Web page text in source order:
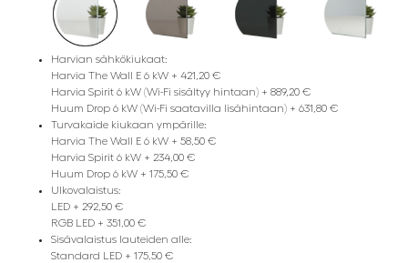
Harvian sähkökiukaat:
Harvia The Wall E 6 kW + 421,20 €
Harvia Spirit 6 kW (Wi-Fi sisältyy hintaan) + 889,20 €
Huum Drop 6 kW (Wi-Fi saatavilla lisähintaan) + 631,80 €
Turvakaide kiukaan ympärille:
Harvia The Wall E 6 kW + 58,50 €
Harvia Spirit 6 kW + 234,00 €
Huum Drop 6 kW + 175,50 €
Ulkovalaistus:
LED + 292,50 €
RGB LED + 351,00 €
Sisävalaistus lauteiden alle:
Standard LED + 175,50 €